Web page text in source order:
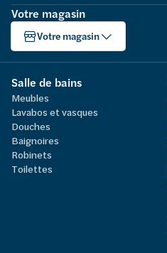
Votre magasin
Votre magasin
Salle de bains
Meubles
Lavabos et vasques
Douches
Baignoires
Robinets
Toilettes